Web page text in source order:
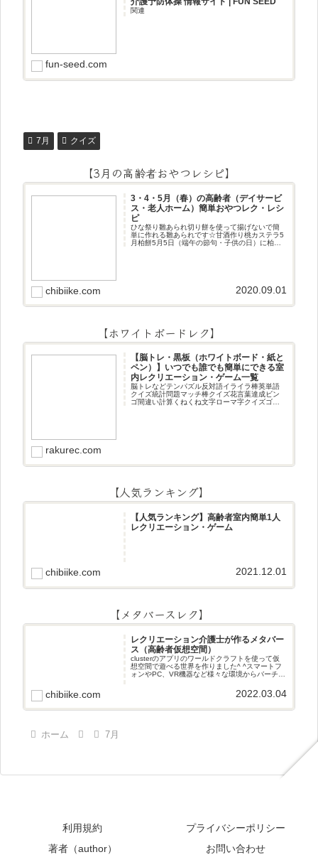
関連
fun-seed.com
7月 クイズ
【3月の高齢者おやつレシピ】
3・4・5月（春）の高齢者（デイサービ
ス・老人ホーム）簡単おやつレク・レシ
ピ
ひな祭り雛あられ切り餅を使って揚げないで簡
単に作れる雛あられです☆甘酒作り桃カステラ5
月柏餅5月5日（端午の節句・子供の日）に柏餅
chibiike.com 2020.09.01
【ホワイトボードレク】
【脳トレ・黒板（ホワイトボード・紙と
ペン）】いつでも誰でも簡単にできる室
内レクリエーション・ゲーム一覧
脳トレなどテンパズル反対語イライラ棒英単語
クイズ統計問題マッチ棒クイズ花言葉達成ビン
ゴ間違い計算くねくね文字ローマ字クイズゴロ
rakurec.com
【人気ランキング】
【人気ランキング】高齢者室内簡単1人
レクリエーション・ゲーム
chibiike.com 2021.12.01
【メタバースレク】
レクリエーション介護士が作るメタバー
ス（高齢者仮想空間）
clusterのアプリのワールドクラフトを使って仮
想空間で遊べる世界を作りました^ ^スマートフ
ォンやPC、VR機器など様々な環境からバーチャ
chibiike.com 2022.03.04
ホーム 7月
利用規約
プライバシーポリシー
著者（author）
お問い合わせ